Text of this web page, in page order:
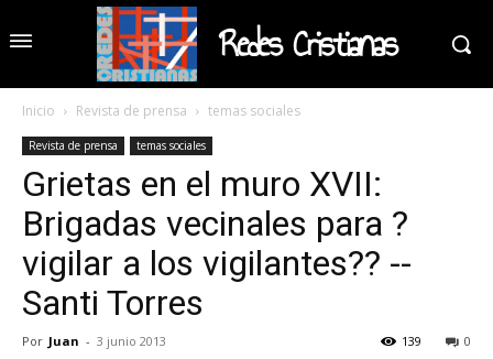
Redes Cristianas
Inicio Revista de prensa temas sociales
Revista de prensa temas sociales
Grietas en el muro XVII:
Brigadas vecinales para ?
vigilar a los vigilantes?? --
Santi Torres
Por Juan - 3 junio 2013 0
139